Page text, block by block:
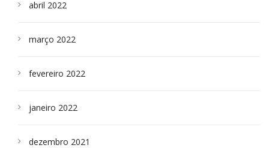
abril 2022
março 2022
fevereiro 2022
janeiro 2022
dezembro 2021